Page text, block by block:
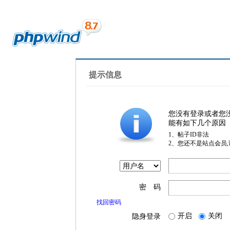
提示信息
您没有登录或者您
能有如下几个原因
1、帖子ID非法
2、您还不是站点会员
密 码
找回密码
隐身登录 开启 关闭